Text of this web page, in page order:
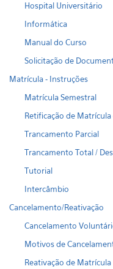
Hospital Universitário
Informática
Manual do Curso
Solicitação de
Matrícula - Instruções
Matrícula Semestral
Retificação de
Trancamento Parcial
Trancamento Total /
Tutorial
Intercâmbio
Cancelamento/Reativação
Cancelamento
Motivos de
Reativação de Matrícula